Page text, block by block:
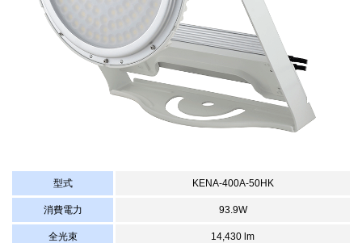
型式 KENA-400A-50HK
消費電力 93.9W
全光束 14,430 lm